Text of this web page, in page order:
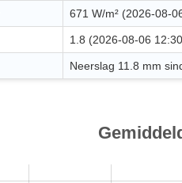
671 W/m² (2026-08-
1.8 (2026-08-06
Neerslag 11.8 mm